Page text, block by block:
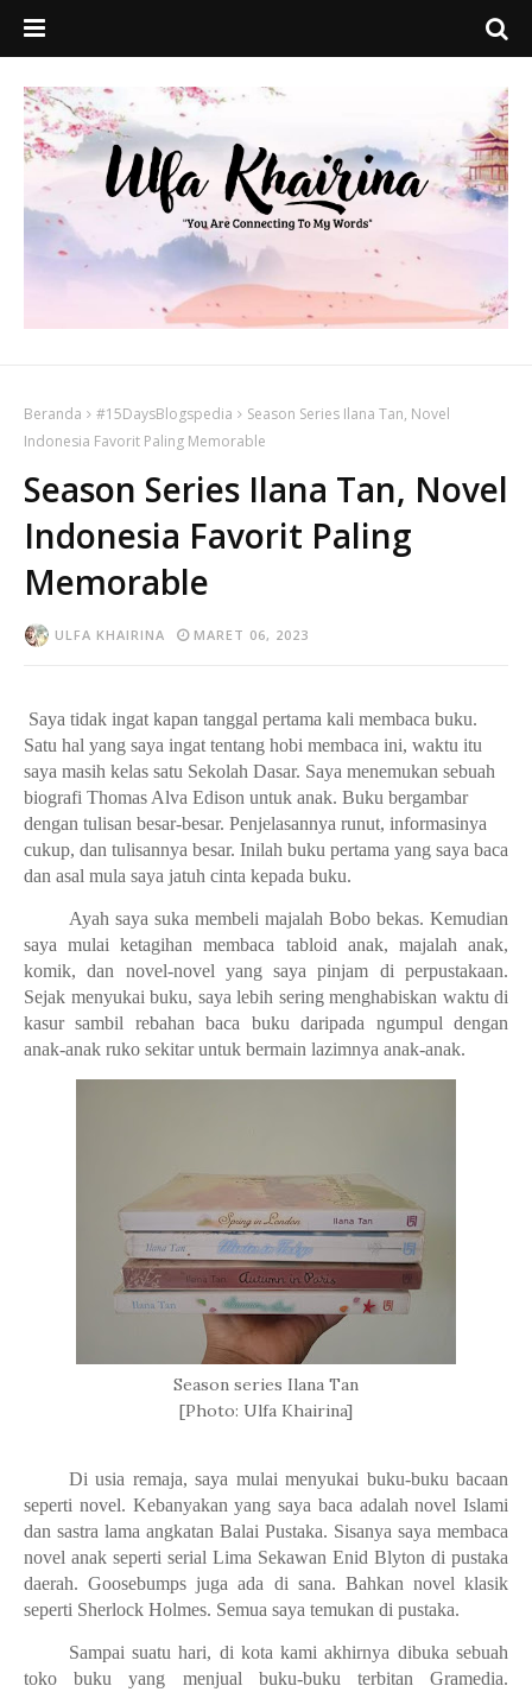
Beranda #15DaysBlogspedia
Season Series Ilana Tan, Novel
Indonesia Favorit Paling Memorable
Season Series Ilana Tan, Novel
Indonesia Favorit Paling
Memorable
ULFA KHAIRINA MARET 06, 2023
Saya tidak ingat kapan tanggal pertama kali membaca buku.
Satu hal yang saya ingat tentang hobi membaca ini, waktu itu
saya masih kelas satu Sekolah Dasar. Saya menemukan sebuah
biografi Thomas Alva Edison untuk anak. Buku bergambar
dengan tulisan besar-besar. Penjelasannya runut, informasinya
cukup, dan tulisannya besar. Inilah buku pertama yang saya baca
dan asal mula saya jatuh cinta kepada buku.
Ayah saya suka membeli majalah Bobo bekas. Kemudian
saya mulai ketagihan membaca tabloid anak, majalah anak,
komik, dan novel-novel yang saya pinjam di perpustakaan.
Sejak menyukai buku, saya lebih sering menghabiskan waktu di
kasur sambil rebahan baca buku daripada ngumpul dengan
anak-anak ruko sekitar untuk bermain lazimnya anak-anak.
Season series Ilana Tan
[Photo: Ulfa Khairina]
Di usia remaja, saya mulai menyukai buku-buku bacaan
seperti novel. Kebanyakan yang saya baca adalah novel Islami
dan sastra lama angkatan Balai Pustaka. Sisanya saya membaca
novel anak seperti serial Lima Sekawan Enid Blyton di pustaka
daerah. Goosebumps juga ada di sana. Bahkan novel klasik
seperti Sherlock Holmes. Semua saya temukan di pustaka.
Sampai suatu hari, di kota kami akhirnya dibuka sebuah
toko buku yang menjual buku-buku terbitan Gramedia.